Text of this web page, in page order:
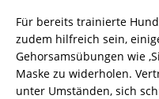
Für bereits trainierte
zudem hilfreich sein,
Gehorsamsübungen wie
Maske zu widerholen.
unter Umständen, sich